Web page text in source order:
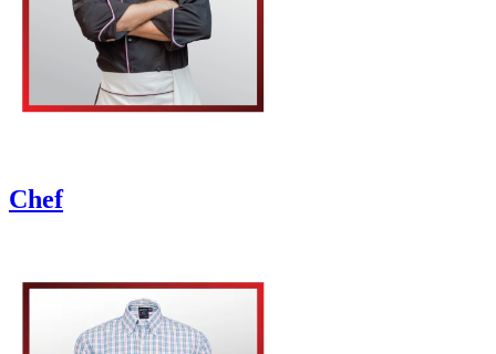
Chef